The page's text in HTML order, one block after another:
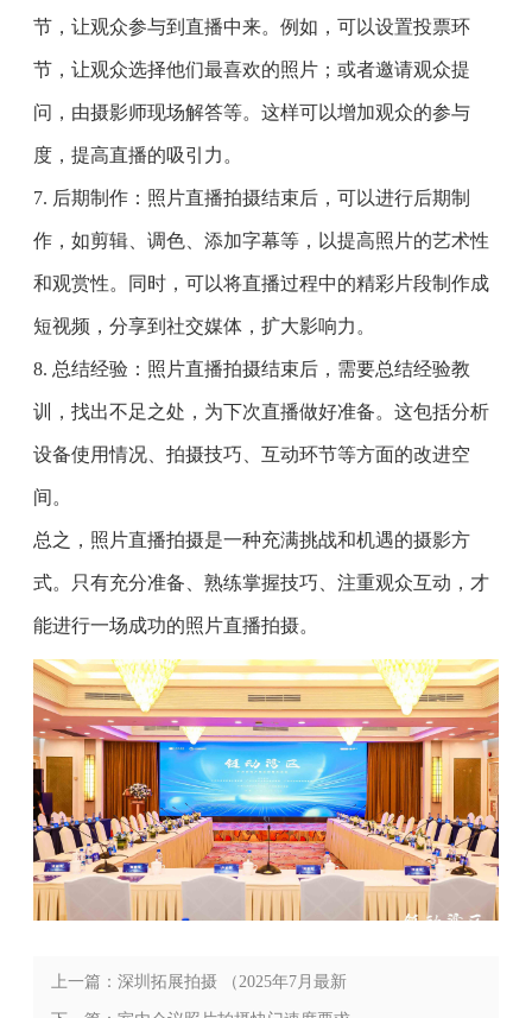
节，让观众参与到直播中来。例如，可以设置投票环
节，让观众选择他们最喜欢的照片；或者邀请观众提
问，由摄影师现场解答等。这样可以增加观众的参与
度，提高直播的吸引力。
7. 后期制作：照片直播拍摄结束后，可以进行后期制
作，如剪辑、调色、添加字幕等，以提高照片的艺术性
和观赏性。同时，可以将直播过程中的精彩片段制作成
短视频，分享到社交媒体，扩大影响力。
8. 总结经验：照片直播拍摄结束后，需要总结经验教
训，找出不足之处，为下次直播做好准备。这包括分析
设备使用情况、拍摄技巧、互动环节等方面的改进空
间。
总之，照片直播拍摄是一种充满挑战和机遇的摄影方
式。只有充分准备、熟练掌握技巧、注重观众互动，才
能进行一场成功的照片直播拍摄。
上一篇：深圳拓展拍摄 （2025年7月最新